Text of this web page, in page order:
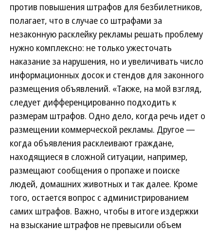
против повышения штрафов для безбилетников,
полагает, что в случае со штрафами за
незаконную расклейку рекламы решать проблему
нужно комплексно: не только ужесточать
наказание за нарушения, но и увеличивать число
информационных досок и стендов для законного
размещения объявлений. «Также, на мой взгляд,
следует дифференцированно подходить к
размерам штрафов. Одно дело, когда речь идет о
размещении коммерческой рекламы. Другое —
когда объявления расклеивают граждане,
находящиеся в сложной ситуации, например,
размещают сообщения о пропаже и поиске
людей, домашних животных и так далее. Кроме
того, остается вопрос с администрированием
самих штрафов. Важно, чтобы в итоге издерж­ки
на взыскание штрафов не превысили объем